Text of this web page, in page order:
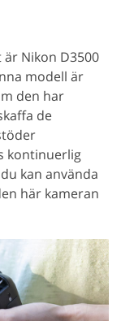
Nikon D3500
modell är
den har
de
kontinuerlig
kan använda
här kameran